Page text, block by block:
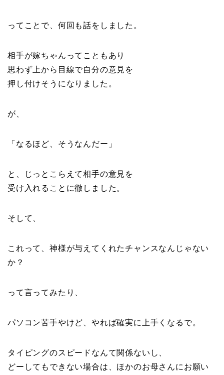
ってことで、何回も話をしました。
相手が嫁ちゃんってこともあり
思わず上から目線で自分の意見を
押し付けそうになりました。
が、
「なるほど、そうなんだー」
と、じっとこらえて相手の意見を
受け入れることに徹しました。
そして、
これって、神様が与えてくれたチャンスなんじゃない
か？
って言ってみたり、
パソコン苦手やけど、やれば確実に上手くなるで。
タイピングのスピードなんて関係ないし、
どーしてもできない場合は、ほかのお母さんにお願い